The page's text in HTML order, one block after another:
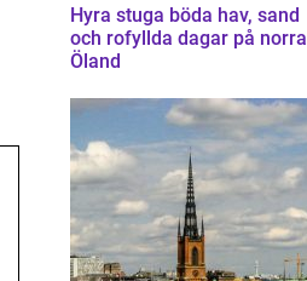
Hyra stuga böda hav, sand
och rofyllda dagar på norra
Öland